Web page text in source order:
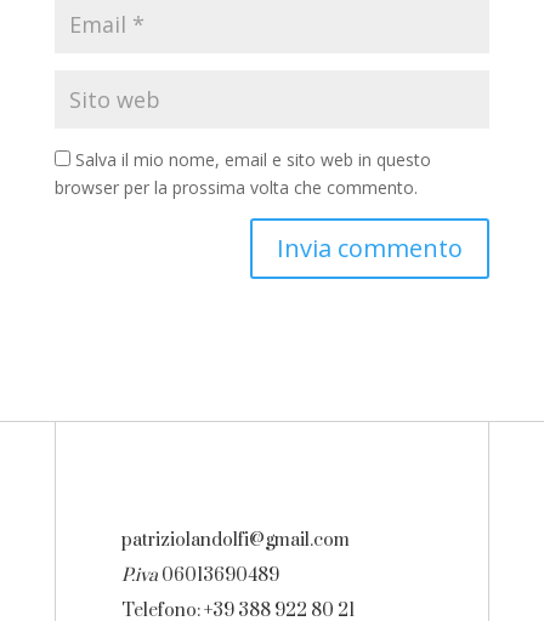
Salva il mio nome, email e sito web in questo
browser per la prossima volta che commento.
patriziolandolfi@gmail.com
P.iva 06013690489
Telefono: +39 388 922 80 21